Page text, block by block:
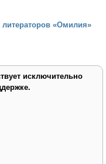
«Омилия»
исключительно